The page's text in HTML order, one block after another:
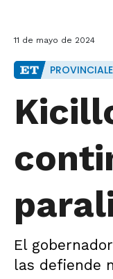
11 de mayo de 2024
El
las defiende